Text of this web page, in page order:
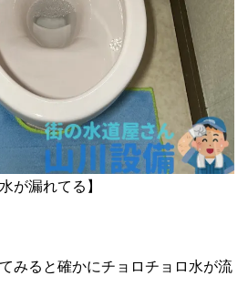
が漏れてる】
みると確かにチョロチョロ水が流